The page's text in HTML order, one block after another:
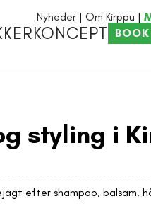
Nyheder Om Kirppu
KONCEPT
styling i
efter shampoo, balsam,